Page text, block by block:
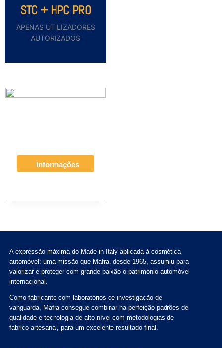
STC + HPC PRO
APENAS UTILIZADORES
AUTORIZADOS
Informações
A expressão máxima do Made in Italy aplicada à cosmética
automóvel: uma missão que Mafra, desde 1965, assumiu para
valorizar e proteger com grande paixão o património automóvel
internacional.
Como fabricante com laboratórios de investigação de
vanguarda, Mafra consegue combinar na perfeição padrões de
qualidade e tecnologia de alto nível com metodologias de
fabrico artesanal, para um excelente resultado final.